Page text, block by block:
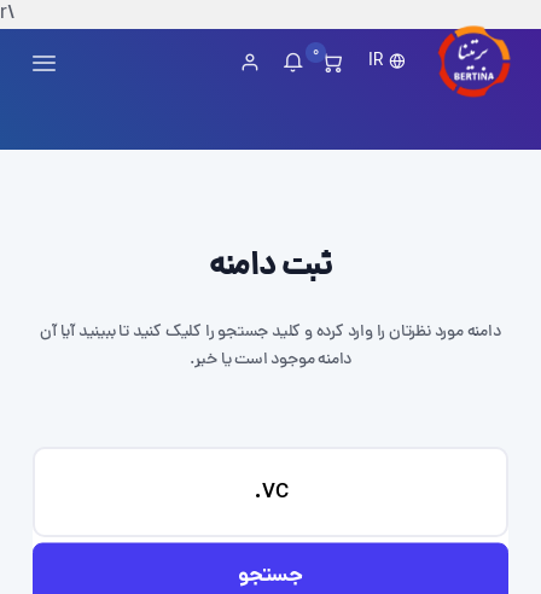
\r
IR
0
ثبت دامنه
دامنه مورد نظرتان را وارد کرده و کلید جستجو را کلیک کنید تا ببینید آیا آن
دامنه موجود است یا خیر.
جستجو